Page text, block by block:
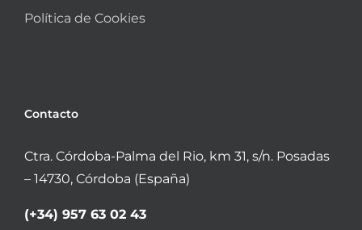
Política de Cookies
Contacto
Ctra. Córdoba-Palma del Rio, km 31, s/n. Posadas
– 14730, Córdoba (España)
(+34) 957 63 02 43